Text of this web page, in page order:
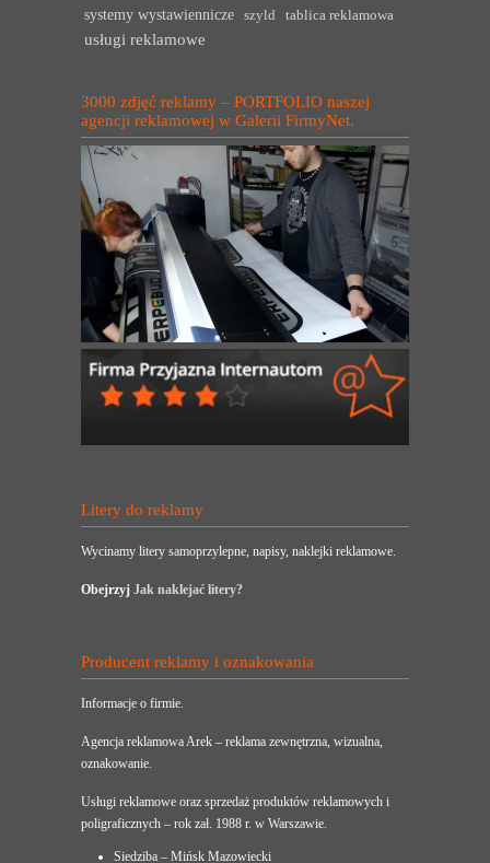
systemy wystawiennicze szyld tablica reklamowa
usługi reklamowe
3000 zdjęć reklamy – PORTFOLIO naszej
agencji reklamowej w Galerii FirmyNet.
Litery do reklamy
Wycinamy litery samoprzylepne, napisy, naklejki reklamowe.
Obejrzyj Jak naklejać litery?
Producent reklamy i oznakowania
Informacje o firmie.
Agencja reklamowa Arek – reklama zewnętrzna, wizualna,
oznakowanie.
Usługi reklamowe oraz sprzedaż produktów reklamowych i
poligraficznych – rok zał. 1988 r. w Warszawie.
Siedziba – Mińsk Mazowiecki